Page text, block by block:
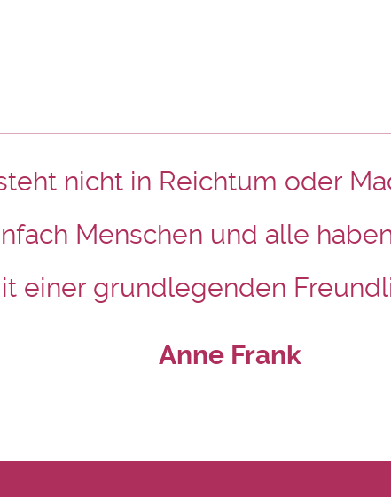
nicht in Reichtum oder
Menschen und alle
einer grundlegenden
Anne Frank